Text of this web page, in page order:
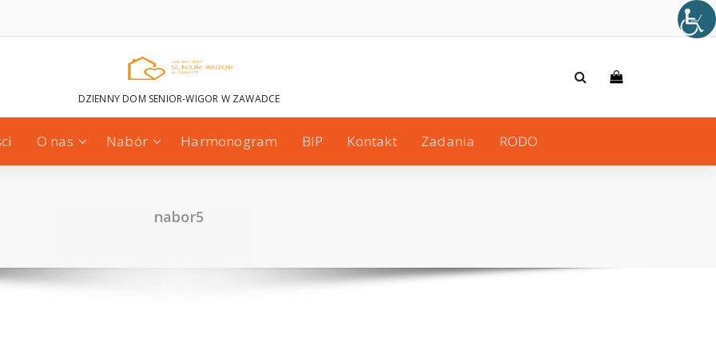
DZIENNY DOM SENIOR-WIGOR W ZAWADCE
O nas Nabór Harmonogram BIP Kontakt Zadania RODO
nabor5